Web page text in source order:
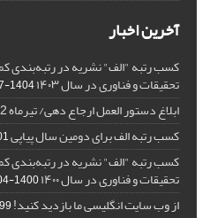
آخرین اخبار
کسب رتبه "الف" نشریه در رتبه‌بندی
تحقیقات و فناوری در سال ۱۴۰۳ 1404-07-07
ابلاغ دستور العمل ارجاع دهی/ تیرماه 1402
کسب رتبه الف برای دومین سال پیاپی
کسب رتبه "الف" نشریه در رتبه‌بندی
تحقیقات و فناوری در سال ۱۴۰۰ 1400-04-27
از وب سایت انگلیسی ما بازدید کنید!09